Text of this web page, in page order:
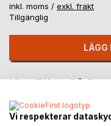
inkl. moms / exkl. frakt
Tillgänglig
LÄGG
Lägg till i kom-ihåglista
Vi respekterar